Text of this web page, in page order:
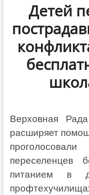
Детей
Верховная
расширяет
переселенцев
питанием в